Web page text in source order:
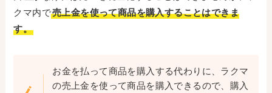
クマ内で売上金を使って商品を購入することはできま
す。
お金を払って商品を購入する代わりに、ラクマ
の売上金を使って商品を購入できるので、購入